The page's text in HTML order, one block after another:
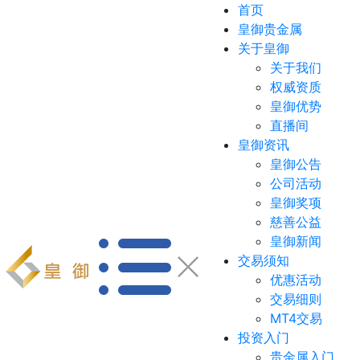
首页
皇御贵金属
关于皇御
关于我们
权威资质
皇御优势
直播间
皇御资讯
皇御公告
公司活动
皇御奖项
慈善公益
皇御新闻
交易须知
优惠活动
交易细则
MT4交易
投资入门
贵金属入门